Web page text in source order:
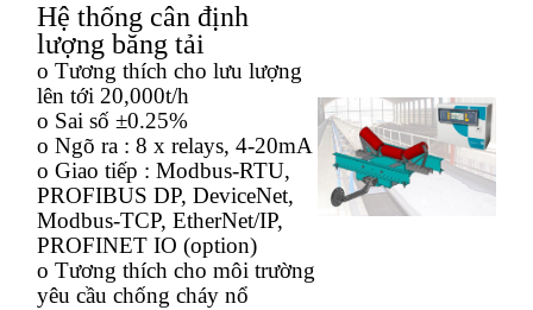
Hệ thống cân định
lượng băng tải
o Tương thích cho lưu lượng
lên tới 20,000t/h
o Sai số ±0.25%
o Ngõ ra : 8 x relays, 4-20mA
o Giao tiếp : Modbus-RTU,
PROFIBUS DP, DeviceNet,
Modbus-TCP, EtherNet/IP,
PROFINET IO (option)
o Tương thích cho môi trường
yêu cầu chống cháy nổ